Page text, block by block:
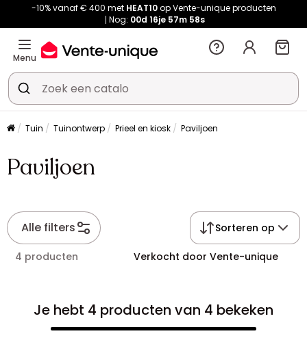
-10% vanaf € 400 met HEAT10op Vente-unique producten
Nog: 00d 16je 57m 58s
Menu
Tuin Tuinontwerp Prieel en kiosk Paviljoen
Paviljoen
Alle filters Sorteren op
4 producten Verkocht door Vente-unique
Je hebt 4 producten van 4 bekeken